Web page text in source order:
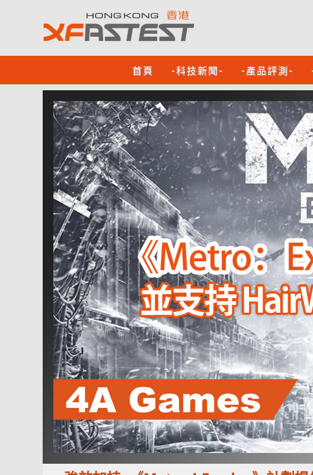
首頁 -科技新聞- -產品評測-